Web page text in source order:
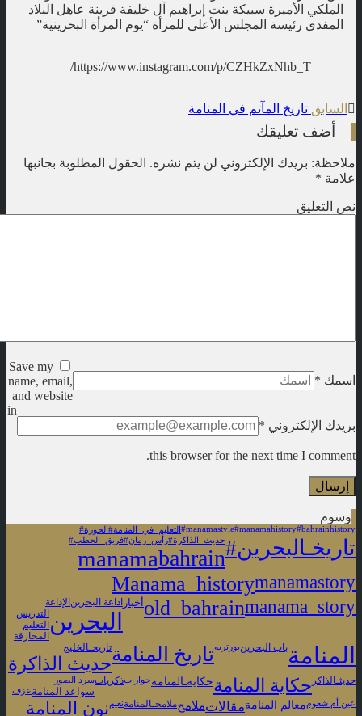
الملكي الأميرة سبيكة بنت إبراهيم آل خليفة قرينة عاهل البلاد
المفدى رئيسة المجلس الأعلى للمرأة “يوم المرأة البحرينية”
https://www.instagram.com/p/CZHkZxNhb_T/
السابق تاريخ المآتم في المنامة
أضف تعليقك
ملاحظة: بريدك الإلكتروني لن يتم نشره. الحقول المطلوبة بجانبها
علامة *
نص التعليق
اسمك *
بريدك الإلكتروني *
Save my
name, email,
and website
in
this browser for the next time I comment.
وسوم
#bahrainhistory
#manamahistory
#manamastyle #التعليم_في_المنامة #الحورة
#تاريخـالبحرين #حديث_الذاكرة #رأس_رمان #فريق_الحطب
bahrain
manama
manamastory
Manama_history
manama_story
old_bahrain أخبار اذاعة البحرين الإذاعة
البحرين التدريس
التعليم
المخارقة
المنامةباب البحرينبورتريهتاريخ المنامةتاريخـالخليج
حديث الذاكرة
حديثـالذاكر حكاية المنامةحكايةـالمنامةحواراتذكرياتسرد الصور
سواعد المنامةعزف
عين أم شعوممعالم المنامةمقالاتملامحملامحـالمنامةنعيمنون المنامة